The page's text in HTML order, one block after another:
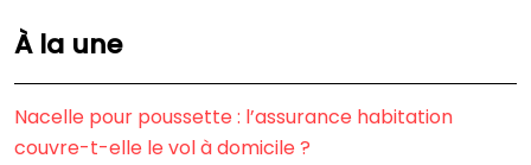
À la une
Nacelle pour poussette : l’assurance habitation
couvre-t-elle le vol à domicile ?